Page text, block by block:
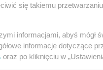
z kuchnio-jadalnią,
z kotłownią,
oraz łazienką,
się takiemu
informacjami, abyś
informacje dotyczące
oraz po kliknięciu w